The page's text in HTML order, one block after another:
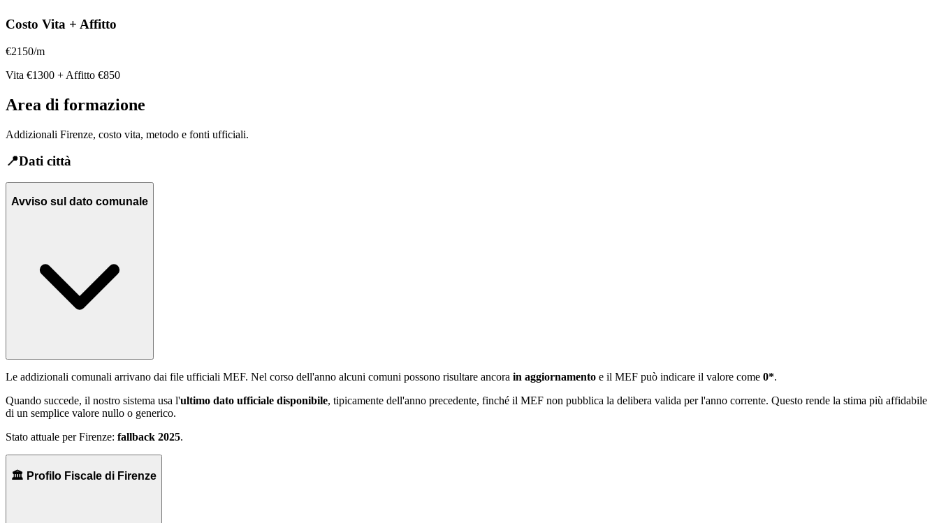
Costo Vita + Affitto
€2150/m
Vita €1300 + Affitto €850
Area di formazione
Addizionali Firenze, costo vita, metodo e fonti ufficiali.
📍Dati città
Avviso sul dato comunale
Le addizionali comunali arrivano dai file ufficiali MEF. Nel corso dell'anno alcuni comuni possono risultare ancora in aggiornamento e il MEF può indicare il valore come 0*.
Quando succede, il nostro sistema usa l'ultimo dato ufficiale disponibile, tipicamente dell'anno precedente, finché il MEF non pubblica la delibera valida per l'anno corrente. Questo rende la stima più affidabile
di un semplice valore nullo o generico.
Stato attuale perFirenze: fallback 2025.
🏛️ Profilo Fiscale di Firenze